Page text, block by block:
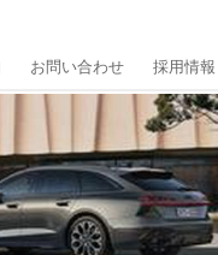
お問い合わせ 採用情報